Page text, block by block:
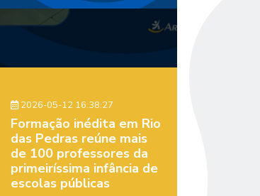
2026-05-12 16:38:27
Formação inédita em Rio
das Pedras reúne mais
de 100 professores da
primeiríssima infância de
escolas públicas